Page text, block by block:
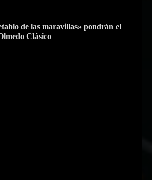
de las maravillas» pondrán el
Clásico